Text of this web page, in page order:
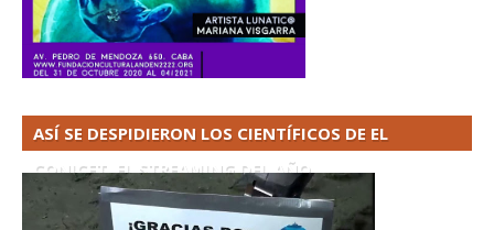
ASÍ SE DESPIDIERON LOS CIENTÍFICOS DE EL
CONICET. EL STREAMING DEL AÑO